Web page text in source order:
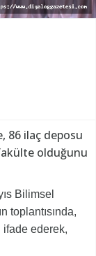
86 ilaç deposu
olduğunu
Bilimsel
toplantısında,
ifade ederek,